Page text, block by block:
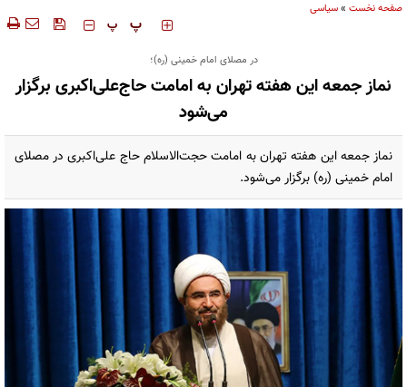
صفحه نخست »سیاسی
‍‍‍ پ پ
در مصلای امام خمینی (ره)؛
نماز جمعه این هفته تهران به امامت حاج‌علی‌اکبری برگزار
می‌شود
نماز جمعه این هفته تهران به امامت حجت‌الاسلام حاج علی‌اکبری در مصلای
امام خمینی (ره) برگزار می‌شود.